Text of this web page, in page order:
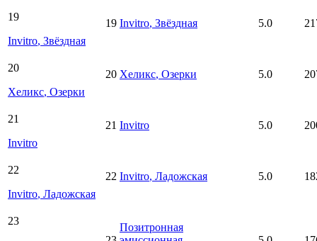
19
Invitro, Звёздная
19 Invitro, Звёздная 5.0
20
Хеликс, Озерки
20 Хеликс, Озерки 5.0
21
Invitro
21 Invitro 5.0
22
Invitro, Ладожская
22 Invitro, Ладожская 5.0
23
Позитронная